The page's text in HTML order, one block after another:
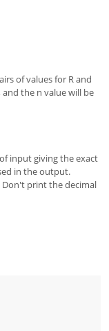
of values for R and
and the n value will be
input giving the exact
in the output.
print the decimal